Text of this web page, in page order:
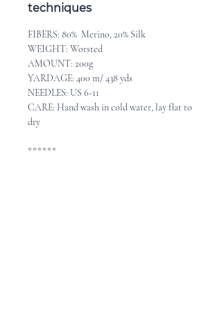
techniques
FIBERS: 80% Merino, 20% Silk
WEIGHT: Worsted
AMOUNT: 200g
YARDAGE: 400 m/ 438 yds
NEEDLES: US 6-11
CARE: Hand wash in cold water, lay flat to
dry
******